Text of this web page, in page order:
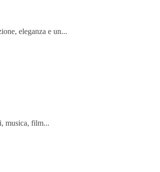
eleganza e un...
musica, film...